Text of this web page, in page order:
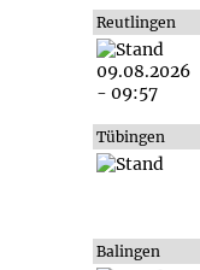
Reutlingen
Tübingen
Balingen